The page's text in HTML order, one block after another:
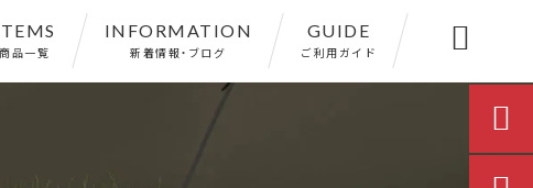
商品一覧
INFORMATION
新着情報・ブログ
GUIDE
ご利用ガイド 
